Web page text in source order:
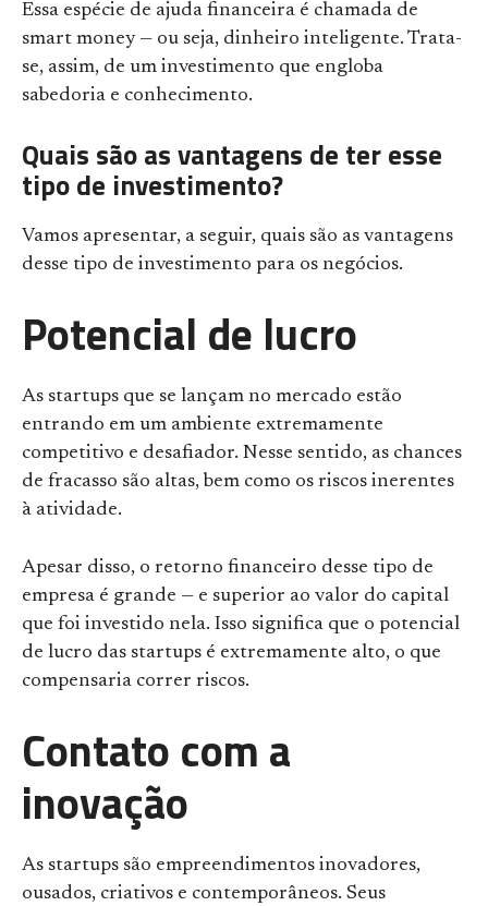
Essa espécie de ajuda financeira é chamada de
smart money — ou seja, dinheiro inteligente. Trata-
se, assim, de um investimento que engloba
sabedoria e conhecimento.
Quais são as vantagens de ter esse
tipo de investimento?
Vamos apresentar, a seguir, quais são as vantagens
desse tipo de investimento para os negócios.
Potencial de lucro
As startups que se lançam no mercado estão
entrando em um ambiente extremamente
competitivo e desafiador. Nesse sentido, as chances
de fracasso são altas, bem como os riscos inerentes
à atividade.
Apesar disso, o retorno financeiro desse tipo de
empresa é grande — e superior ao valor do capital
que foi investido nela. Isso significa que o potencial
de lucro das startups é extremamente alto, o que
compensaria correr riscos.
Contato com a
inovação
As startups são empreendimentos inovadores,
ousados, criativos e contemporâneos. Seus